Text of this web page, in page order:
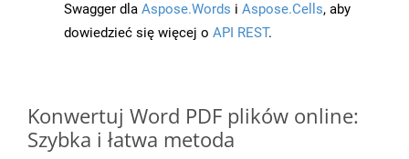
Swagger dla Aspose.Words i Aspose.Cells, aby
dowiedzieć się więcej o API REST.
Konwertuj Word PDF plików online:
Szybka i łatwa metoda